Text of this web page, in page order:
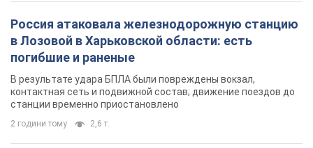
Россия атаковала железнодорожную станцию
в Лозовой в Харьковской области: есть
погибшие и раненые
В результате удара БПЛА были повреждены вокзал,
контактная сеть и подвижной состав; движение поездов до
станции временно приостановлено
2 години тому 2,6 т.